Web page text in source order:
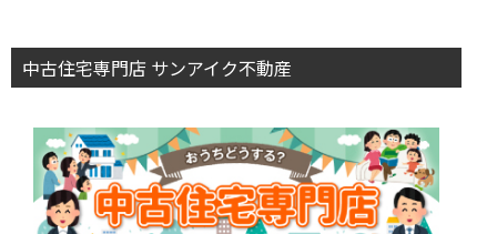
中古住宅専門店 サンアイク不動産